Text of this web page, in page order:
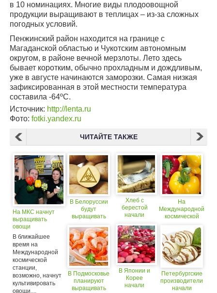
в 10 номинациях. Многие виды плодоовощной
продукции выращивают в теплицах – из-за сложных
погодных условий.
Пенжинский район находится на границе с
Магаданской областью и Чукотским автономным
округом, в районе вечной мерзлоты. Лето здесь
бывает коротким, обычно прохладным и дождливым,
уже в августе начинаются заморозки. Самая низкая
зафиксированная в этой местности температура
составила -64ºС.
Источник: http://lenta.ru
Фото: fotki.yandex.ru
ЧИТАЙТЕ ТАКЖЕ
На МКС начнут
выращивать
овощи
В ближайшее
время на
Международной
космической
станции,
возможно, начнут
культивировать
овощи....
В Белоруссии
будут
выращивать
В Подмосковье
планируют
выращивать
Хлеб с
берестой
начали
Барнауле
В Японии и
Корее
начали
На
Международной
космической
выращивать
перец
Петербургские
производители
начали